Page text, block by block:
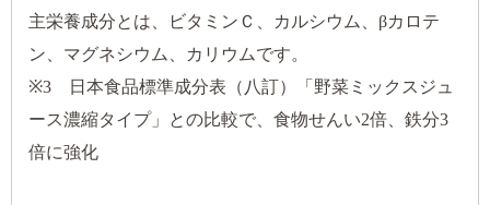
主栄養成分とは、ビタミンＣ、カルシウム、βカロテ
ン、マグネシウム、カリウムです。
※3 日本食品標準成分表（八訂）「野菜ミックスジュ
ース濃縮タイプ」との比較で、食物せんい2倍、鉄分3
倍に強化